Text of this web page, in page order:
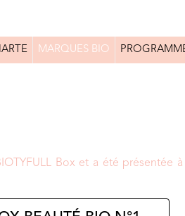
MARQUES BIO
Box et a été présentée